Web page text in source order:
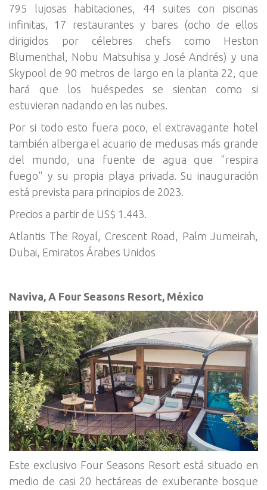
795 lujosas habitaciones, 44 suites con piscinas
infinitas, 17 restaurantes y bares (ocho de ellos
dirigidos por célebres chefs como Heston
Blumenthal, Nobu Matsuhisa y José Andrés) y una
Skypool de 90 metros de largo en la planta 22, que
hará que los huéspedes se sientan como si
estuvieran nadando en las nubes.
Por si todo esto fuera poco, el extravagante hotel
también alberga el acuario de medusas más grande
del mundo, una fuente de agua que "respira
fuego" y su propia playa privada. Su inauguración
está prevista para principios de 2023.
Precios a partir de US$ 1.443.
Atlantis The Royal, Crescent Road, Palm Jumeirah,
Dubai, Emiratos Árabes Unidos
Naviva, A Four Seasons Resort, México
Este exclusivo Four Seasons Resort está situado en
medio de casi 20 hectáreas de exuberante bosque